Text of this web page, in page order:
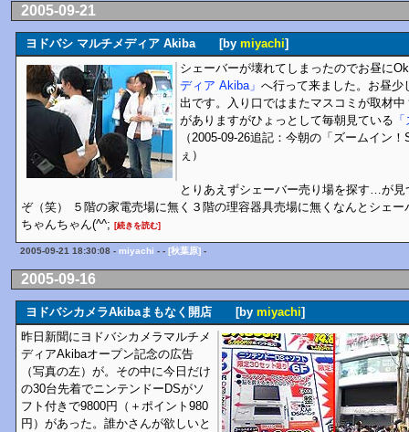
2005-09-21
ヨドバシ マルチメディア Akiba [by miyachi]
シェーバーが壊れてしまったのでお昼に
ディア Akiba」 へ行って来ました。お昼少
出です。入り口ではまたマスコミが取材
がありますがひょっとして毎朝見ている
（2005-09-26追記：今朝の「ズームイン
ぇ）
とりあえずシェーバー売り場を探す…が
ぞ（笑） ５階の家電売場に無く３階の理容器具売場に無くなんとシェ
ちゃんちゃん(^^; [続きを読む]
2005-09-21 18:30:08 - miyachi - - [秋葉原] -
2005-09-16
ヨドバシカメラAkibaまもなく開店 [by miyachi]
昨日新聞にヨドバシカメラマルチメ
ディアAkibaオープン記念の広告
（写真の左）が。その中に今日だけ
の30台先着でニンテンドーDSがソ
フト付きで9800円（＋ポイント980
円）があった。誰かさんが欲しいと